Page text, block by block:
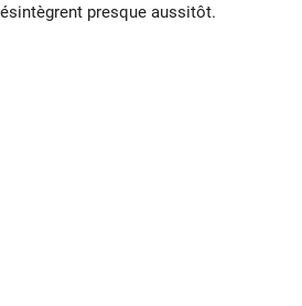
presque aussitôt.